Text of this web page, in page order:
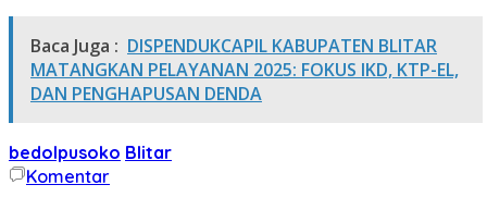
Baca Juga : DISPENDUKCAPIL KABUPATEN BLITAR
MATANGKAN PELAYANAN 2025: FOKUS IKD, KTP-EL,
DAN PENGHAPUSAN DENDA
bedolpusoko Blitar
Komentar